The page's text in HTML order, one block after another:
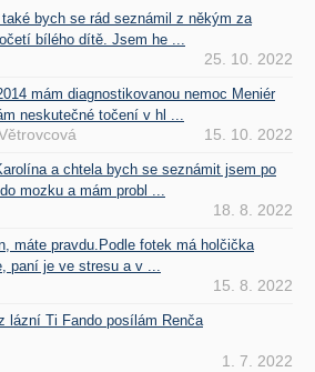
bych se rád seznámil z někým za
bílého dítě. Jsem he ...
25. 10. 2022
mám diagnostikovanou nemoc Meniér
neskutečné točení v hl ...
15. 10. 2022
a chtela bych se seznámit jsem po
mozku a mám probl ...
18. 8. 2022
máte pravdu.Podle fotek má holčička
paní je ve stresu a v ...
15. 8. 2022
lázní Ti Fando posílám Renča
1. 7. 2022